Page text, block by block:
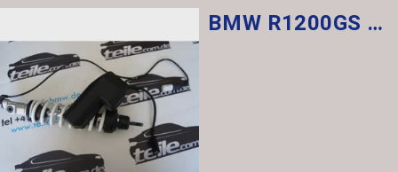
BMW R1200GS Federbein vorn ESA